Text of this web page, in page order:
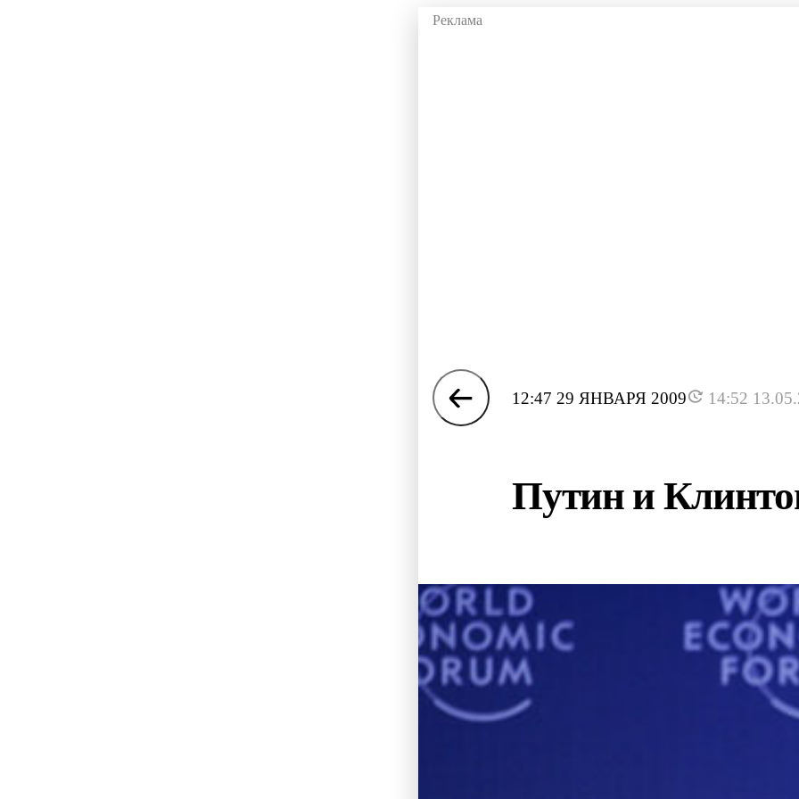
12:47 29 ЯНВАРЯ 2009 14:52
Путин и